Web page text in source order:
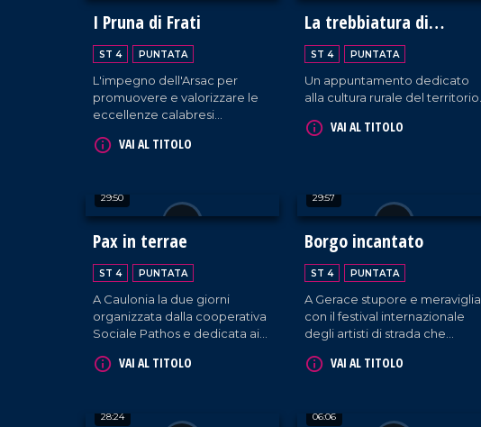
I Pruna di Frati
ST 4 PUNTATA
L'impegno dell'Arsac per
promuovere e valorizzare le
eccellenze calabresi
territoriale. Tra i prodotti
Minulio.
VAI AL TITOLO
La trebbiatura di
Maierato
ST 4 PUNTATA
Un appuntamento dedicato
alla cultura rurale del territorio.
VAI AL TITOLO
29:50
Pax in terrae
ST 4 PUNTATA
A Caulonia la due giorni
organizzata dalla cooperativa
Sociale Pathos e dedicata ai
dell'accoglienza.
VAI AL TITOLO
29:57
Borgo incantato
ST 4 PUNTATA
A Gerace stupore e meraviglia
con il festival internazionale
degli artisti di strada che
VAI AL TITOLO
28:24 06:06